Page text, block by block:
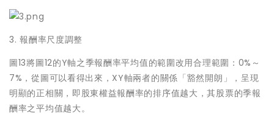
3. 報酬率尺度調整
圖13將圖12的Y軸之季報酬率平均值的範圍改用合理範圍：0%～
7%，從圖可以看得出來，XY軸兩者的關係「豁然開朗」，呈現
明顯的正相關，即股東權益報酬率的排序值越大，其股票的季報
酬率之平均值越大。